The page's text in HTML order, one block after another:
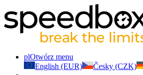
plOtwórz menu
English (EUR)
Česky (CZK)